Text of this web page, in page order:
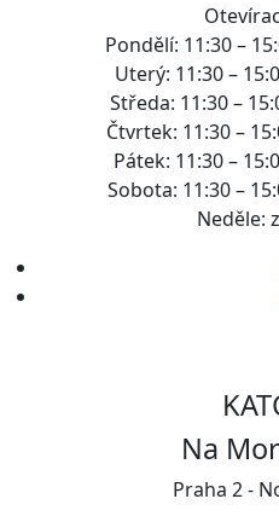
Pondělí: 11:30 –
Uterý: 11:30 –
Středa: 11:30 –
Čtvrtek: 11:30 –
Pátek: 11:30 –
Sobota: 11:30 –
Neděle:
Na
Praha 2 -